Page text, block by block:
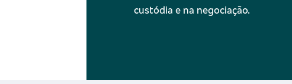
custódia e na negociação.